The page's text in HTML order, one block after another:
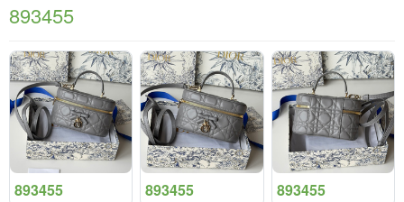
893455
893455 893455 893455